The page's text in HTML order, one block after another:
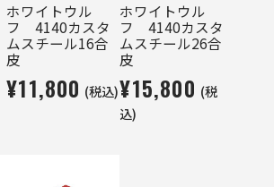
ホワイトウル
フ 4140カスタ
ムスチール16合
皮
¥11,800 (税込)
ホワイトウル
フ 4140カスタ
ムスチール26合
皮
¥15,800 (税
込)